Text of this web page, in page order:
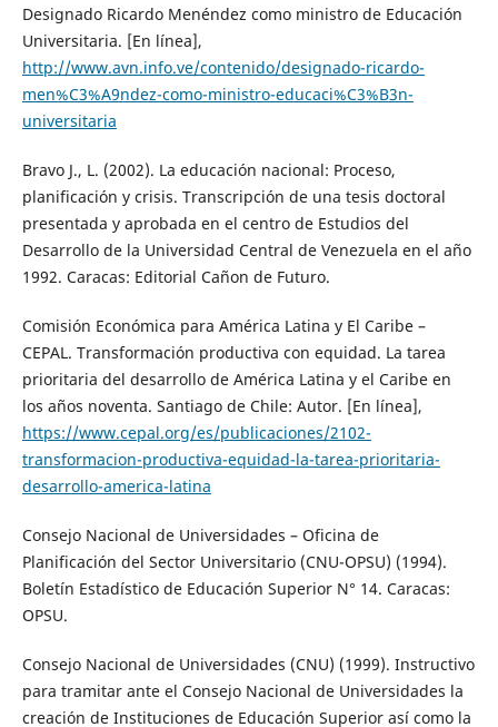
Designado Ricardo Menéndez como ministro de Educación
Universitaria. [En línea],
http://www.avn.info.ve/contenido/designado-ricardo-
men%C3%A9ndez-como-ministro-educaci%C3%B3n-
universitaria
Bravo J., L. (2002). La educación nacional: Proceso,
planificación y crisis. Transcripción de una tesis doctoral
presentada y aprobada en el centro de Estudios del
Desarrollo de la Universidad Central de Venezuela en el año
1992. Caracas: Editorial Cañon de Futuro.
Comisión Económica para América Latina y El Caribe –
CEPAL. Transformación productiva con equidad. La tarea
prioritaria del desarrollo de América Latina y el Caribe en
los años noventa. Santiago de Chile: Autor. [En línea],
https://www.cepal.org/es/publicaciones/2102-
transformacion-productiva-equidad-la-tarea-prioritaria-
desarrollo-america-latina
Consejo Nacional de Universidades – Oficina de
Planificación del Sector Universitario (CNU-OPSU) (1994).
Boletín Estadístico de Educación Superior N° 14. Caracas:
OPSU.
Consejo Nacional de Universidades (CNU) (1999). Instructivo
para tramitar ante el Consejo Nacional de Universidades la
creación de Instituciones de Educación Superior así como la